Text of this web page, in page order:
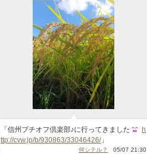
「信州プチオフ倶楽部♪に行ってきました
h
ttp://cvw.jp/b/930863/33046426/」
何シテル？ 05/07 21:30